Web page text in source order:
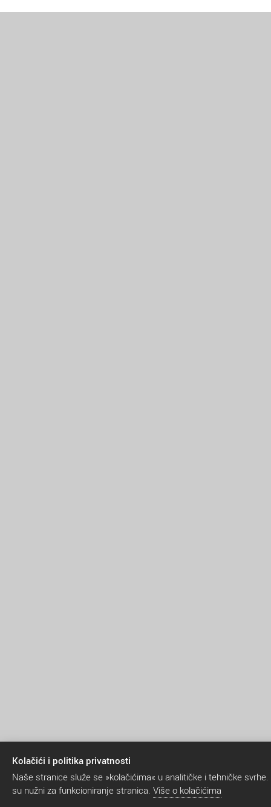
Kolačići i politika privatnosti
Naše stranice služe se »kolačićima« u analitičke i tehničke
su nužni za funkcioniranje stranica. Više o kolačićima